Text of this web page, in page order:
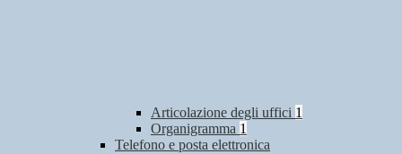
Articolazione degli uffici 1
Organigramma 1
Telefono e posta elettronica